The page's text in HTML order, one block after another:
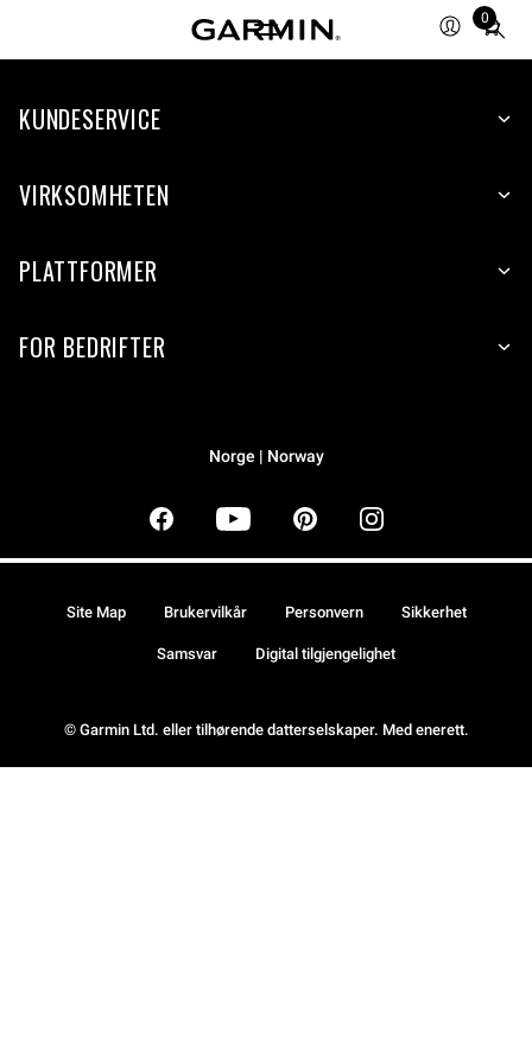
0
Total
items
cart:
KUNDESERVICE
VIRKSOMHETEN
PLATTFORMER
FOR BEDRIFTER
Norge | Norway
© Garmin Ltd. eller tilhørende datterselskaper. Med enerett.
Site Map Brukervilkår Personvern Sikkerhet
Samsvar Digital tilgjengelighet